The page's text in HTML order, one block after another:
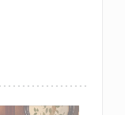
NOUVELLE